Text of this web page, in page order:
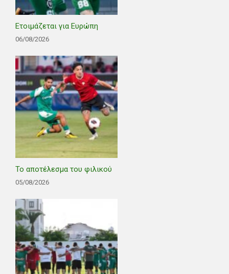
Ετοιμάζεται για Ευρώπη
06/08/2026
Το αποτέλεσμα του φιλικού
05/08/2026